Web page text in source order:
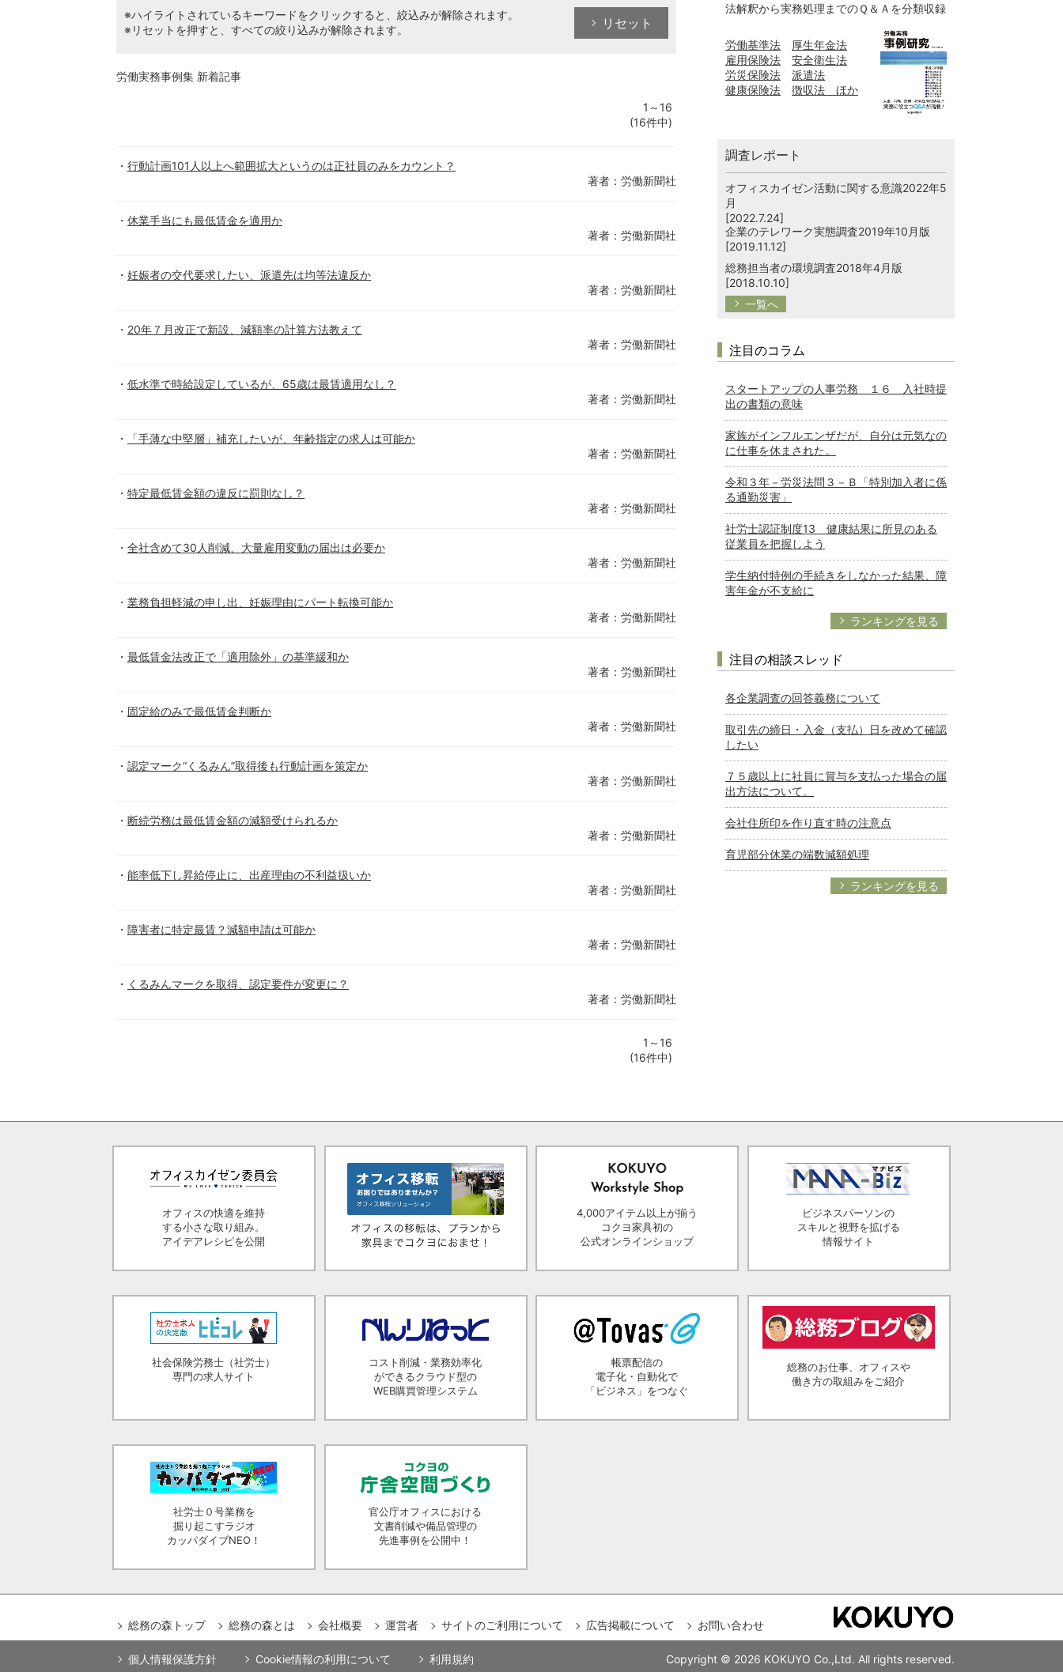
※ハイライトされているキーワードをクリックすると、絞込みが解除されます。
※リセットを押すと、すべての絞り込みが解除されます。
リセット
労働実務事例集 新着記事
1～16
(16件中)
行動計画101人以上へ範囲拡大というのは正社員のみをカウント？
著者：労働新聞社
休業手当にも最低賃金を適用か
著者：労働新聞社
妊娠者の交代要求したい、派遣先は均等法違反か
著者：労働新聞社
20年７月改正で新設、減額率の計算方法教えて
著者：労働新聞社
低水準で時給設定しているが、65歳は最賃適用なし？
著者：労働新聞社
「手薄な中堅層」補充したいが、年齢指定の求人は可能か
著者：労働新聞社
特定最低賃金額の違反に罰則なし？
著者：労働新聞社
全社含めて30人削減、大量雇用変動の届出は必要か
著者：労働新聞社
業務負担軽減の申し出、妊娠理由にパート転換可能か
著者：労働新聞社
最低賃金法改正で「適用除外」の基準緩和か
著者：労働新聞社
固定給のみで最低賃金判断か
著者：労働新聞社
認定マーク“くるみん”取得後も行動計画を策定か
著者：労働新聞社
断続労務は最低賃金額の減額受けられるか
著者：労働新聞社
能率低下し昇給停止に、出産理由の不利益扱いか
著者：労働新聞社
障害者に特定最賃？減額申請は可能か
著者：労働新聞社
くるみんマークを取得、認定要件が変更に？
著者：労働新聞社
1～16
(16件中)
法解釈から実務処理までのＱ＆Ａを分類収録
労働基準法
厚生年金法
雇用保険法
安全衛生法
労災保険法
派遣法
健康保険法
徴収法 ほか
調査レポート
オフィスカイゼン活動に関する意識2022年5
月
[2022.7.24]
企業のテレワーク実態調査2019年10月版
[2019.11.12]
総務担当者の環境調査2018年4月版
[2018.10.10]
一覧へ
注目のコラム
スタートアップの人事労務 １６ 入社時提
出の書類の意味
家族がインフルエンザだが、自分は元気なの
に仕事を休まされた。
令和３年－労災法問３－Ｂ「特別加入者に係
る通勤災害」
社労士認証制度13 健康結果に所見のある
従業員を把握しよう
学生納付特例の手続きをしなかった結果、障
害年金が不支給に
ランキングを見る
注目の相談スレッド
各企業調査の回答義務について
取引先の締日・入金（支払）日を改めて確認
したい
７５歳以上に社員に賞与を支払った場合の届
出方法について。
会社住所印を作り直す時の注意点
育児部分休業の端数減額処理
ランキングを見る
オフィスの快適を維持
する小さな取り組み。
アイデアレシピを公開
4,000アイテム以上が揃う
コクヨ家具初の
公式オンラインショップ
ビジネスパーソンの
スキルと視野を拡げる
情報サイト
社会保険労務士（社労士）
専門の求人サイト
コスト削減・業務効率化
ができるクラウド型の
WEB購買管理システム
帳票配信の
電子化・自動化で
「ビジネス」をつなぐ
総務のお仕事、オフィスや
働き方の取組みをご紹介
社労士０号業務を
掘り起こすラジオ
カッパダイブNEO！
官公庁オフィスにおける
文書削減や備品管理の
先進事例を公開中！
総務の森トップ 総務の森とは 会社概要 運営者 サイトのご利用について 広告掲載について お問い合わせ
個人情報保護方針 Cookie情報の利用について 利用規約 Copyright © 2026 KOKUYO Co.,Ltd. All rights reserved.